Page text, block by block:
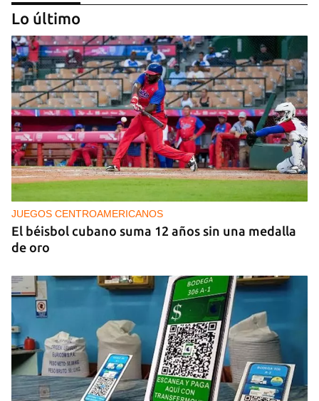
PODCAST
Cafecito informativo del viernes 7 de agosto de
2026
Lo último
JUEGOS CENTROAMERICANOS
El béisbol cubano suma 12 años sin una medalla
de oro